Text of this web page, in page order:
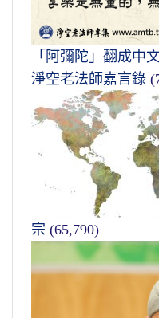
「阿彌陀」翻成中
淨空老法師嘉言錄
宗 (65,790)